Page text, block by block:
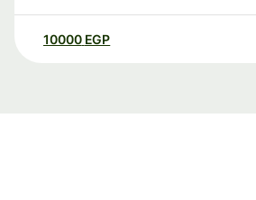
10000 EGP